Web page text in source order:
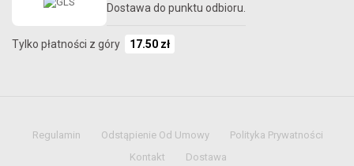
Dostawa do punktu odbioru.
Tylko płatności z góry 17.50 zł
Regulamin Odstąpienie Od Umowy
Polityka Prywatności
Kontakt
Dostawa